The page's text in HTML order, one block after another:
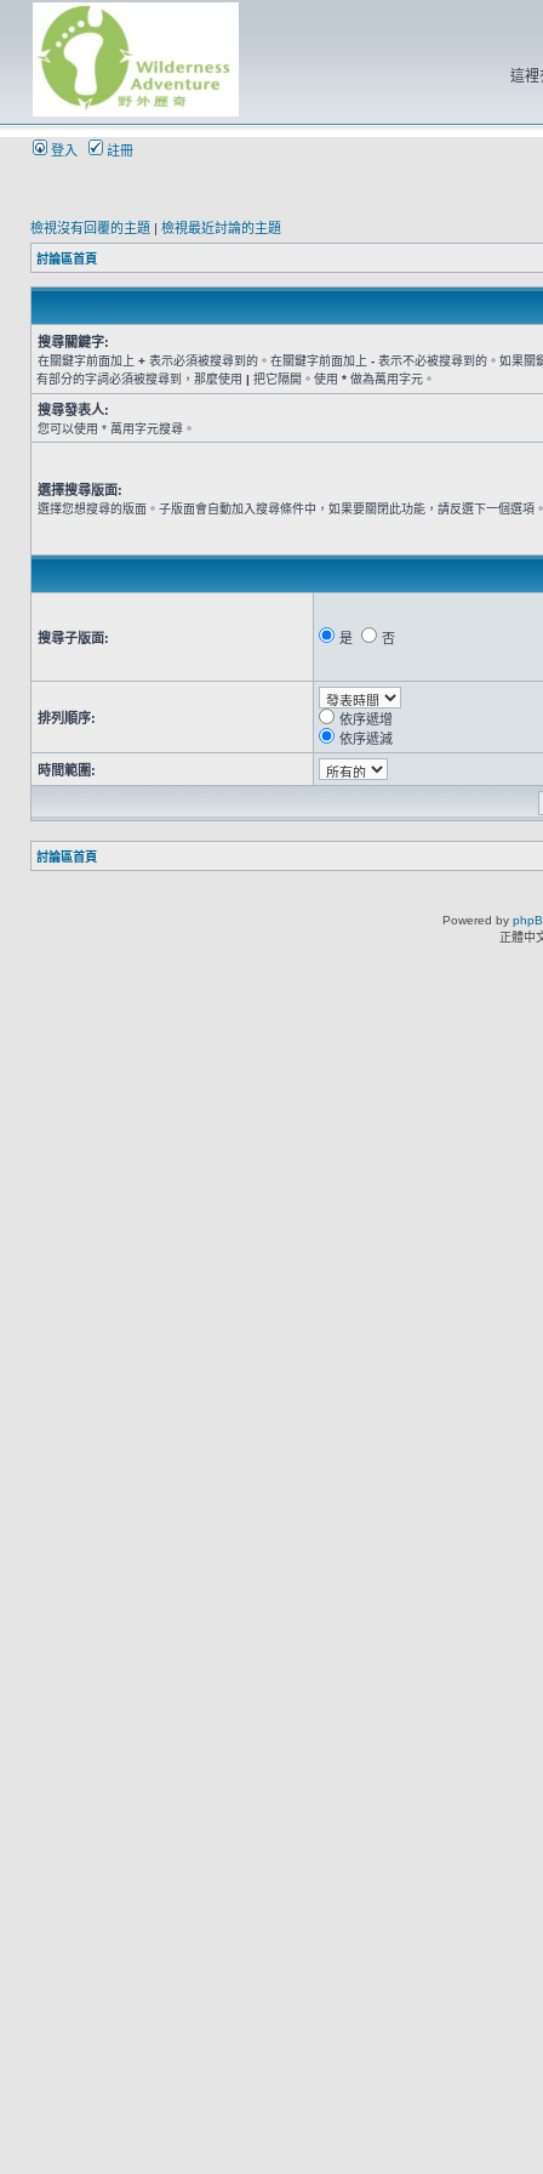
這裡
登入 註冊
檢視沒有回覆的主題 | 檢視最近討論的主題
討論區首頁
搜尋關鍵字:
在關鍵字前面加上 + 表示必須被搜尋到的。在關鍵字前面加上 - 表示不必被搜尋到的。如果關
有部分的字詞必須被搜尋到，那麼使用 | 把它隔開。使用 * 做為萬用字元。
搜尋發表人:
您可以使用 * 萬用字元搜尋。
選擇搜尋版面:
選擇您想搜尋的版面。子版面會自動加入搜尋條件中，如果要關閉此功能，請反選下一個選項
搜尋子版面: 是 否
排列順序:
依序遞增
依序遞減
時間範圍:
討論區首頁
Powered by
正體中